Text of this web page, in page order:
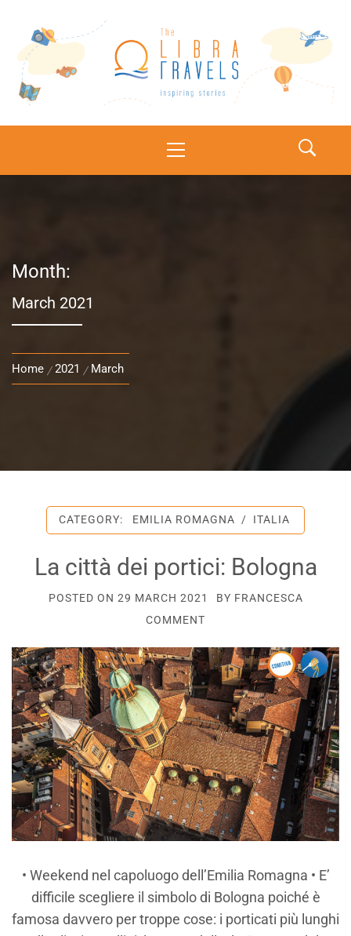
The Libra Travels
Month:
March 2021
Home 2021 March
CATEGORY: EMILIA ROMAGNA / ITALIA
La città dei portici: Bologna
POSTED ON 29 MARCH 2021 BY FRANCESCA
COMMENT
• Weekend nel capoluogo dell’Emilia Romagna • E’
difficile scegliere il simbolo di Bologna poiché è
famosa davvero per troppe cose: i porticati più lunghi